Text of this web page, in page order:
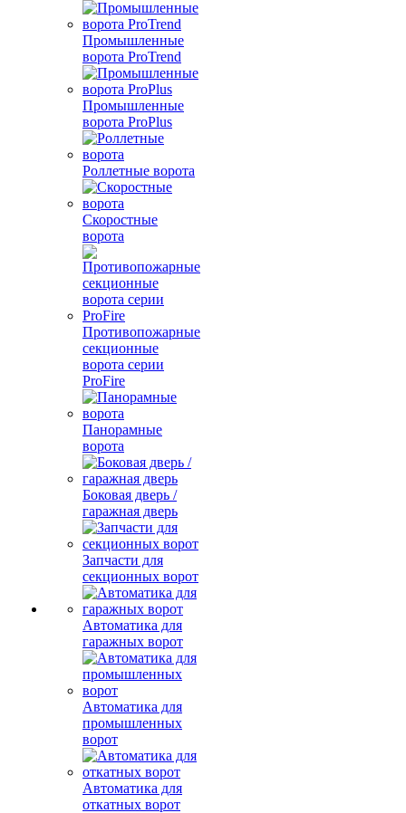
Промышленные
ворота ProTrend
Промышленные
ворота ProPlus
Роллетные ворота
Скоростные
ворота
Противопожарные
секционные
ворота серии
ProFire
Панорамные
ворота
Боковая дверь /
гаражная дверь
Запчасти для
секционных ворот
Автоматика для
гаражных ворот
Автоматика для
промышленных
ворот
Автоматика для
откатных ворот